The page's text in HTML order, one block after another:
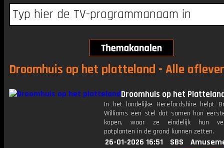
Droomhuis op het platteland - Alle
Droomhuis op het
In het landelijke Herefordshire helpt
Williams een stel dat samen hun
kopen, waar ze eindelijk hun
potplanten in de grond kunnen zetten.
26-01-2026 16:51 SBS